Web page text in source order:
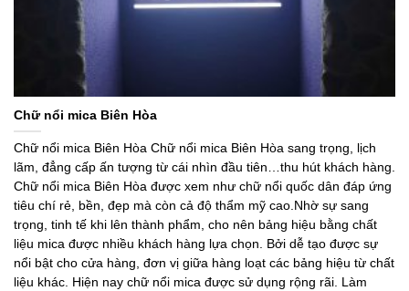
Chữ nổi mica Biên Hòa
Chữ nổi mica Biên Hòa Chữ nổi mica Biên Hòa sang trọng, lịch
lãm, đẳng cấp ấn tượng từ cái nhìn đầu tiên…thu hút khách hàng.
Chữ nổi mica Biên Hòa được xem như chữ nổi quốc dân đáp ứng
tiêu chí rẻ, bền, đẹp mà còn cả độ thẩm mỹ cao.Nhờ sự sang
trọng, tinh tế khi lên thành phẩm, cho nên bảng hiệu bằng chất
liệu mica được nhiều khách hàng lựa chọn. Bởi dễ tạo được sự
nổi bật cho cửa hàng, đơn vị giữa hàng loạt các bảng hiệu từ chất
liệu khác. Hiện nay chữ nổi mica được sử dụng rộng rãi. Làm